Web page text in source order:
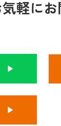
軽に